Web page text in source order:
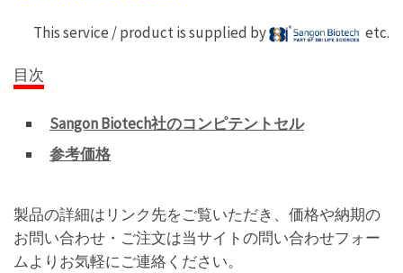
This service / product is supplied by etc.
目次
Sangon Biotech社のコンピテントセル
参考価格
製品の詳細はリンク先をご覧いただき、価格や納期の
お問い合わせ・ご注文は当サイトの問い合わせフォー
ムよりお気軽にご連絡ください。